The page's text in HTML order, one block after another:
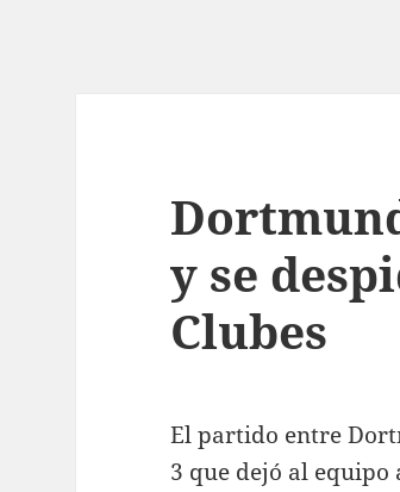
y se
Clubes
El partido entre
3 que dejó al